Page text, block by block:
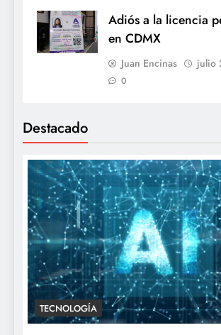
Adiós a la licencia
en CDMX
Juan Encinas julio
0
Destacado
TECNOLOGÍA